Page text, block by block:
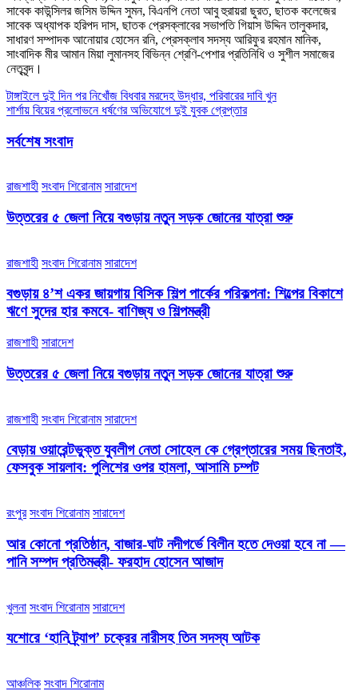
সাবেক কাউন্সিলর জসিম উদ্দিন সুমন, বিএনপি নেতা আবু হুরায়রা ছুরত, ছাতক কলেজের
সাবেক অধ্যাপক হরিপদ দাস, ছাতক প্রেসক্লাবের সভাপতি গিয়াস উদ্দিন তালুকদার,
সাধারণ সম্পাদক আনোয়ার হোসেন রনি, প্রেসক্লাব সদস্য আরিফুর রহমান মানিক,
সাংবাদিক মীর আমান মিয়া লুমানসহ বিভিন্ন শ্রেণি-পেশার প্রতিনিধি ও সুশীল সমাজের
নেতৃবৃন্দ।
Post
navigation
টাঙ্গাইলে দুই দিন পর নিখোঁজ বিধবার মরদেহ উদ্ধার, পরিবারের দাবি খুন
শার্শায় বিয়ের প্রলোভনে ধর্ষণের অভিযোগে দুই যুবক গ্রেপ্তার
সর্বশেষ সংবাদ
রাজশাহী সংবাদ শিরোনাম সারাদেশ
উত্তরের ৫ জেলা নিয়ে বগুড়ায় নতুন সড়ক জোনের যাত্রা শুরু
রাজশাহী সংবাদ শিরোনাম সারাদেশ
বগুড়ায় ৪’শ একর জায়গায় বিসিক শিল্প পার্কের পরিকল্পনা: শিল্পের বিকাশে
ঋণে সুদের হার কমবে- বাণিজ্য ও শিল্পমন্ত্রী
রাজশাহী সারাদেশ
উত্তরের ৫ জেলা নিয়ে বগুড়ায় নতুন সড়ক জোনের যাত্রা শুরু
রাজশাহী সংবাদ শিরোনাম সারাদেশ
বেড়ায় ওয়ারেন্টভুক্ত যুবলীগ নেতা সোহেল কে গ্রেপ্তারের সময় ছিনতাই,
ফেসবুক সায়লাব: পুলিশের ওপর হামলা, আসামি চম্পট
রংপুর সংবাদ শিরোনাম সারাদেশ
আর কোনো প্রতিষ্ঠান, বাজার-ঘাট নদীগর্ভে বিলীন হতে দেওয়া হবে না —
পানি সম্পদ প্রতিমন্ত্রী- ফরহাদ হোসেন আজাদ
খুলনা সংবাদ শিরোনাম সারাদেশ
যশোরে ‘হানি ট্র্যাপ’ চক্রের নারীসহ তিন সদস্য আটক
আঞ্চলিক সংবাদ শিরোনাম